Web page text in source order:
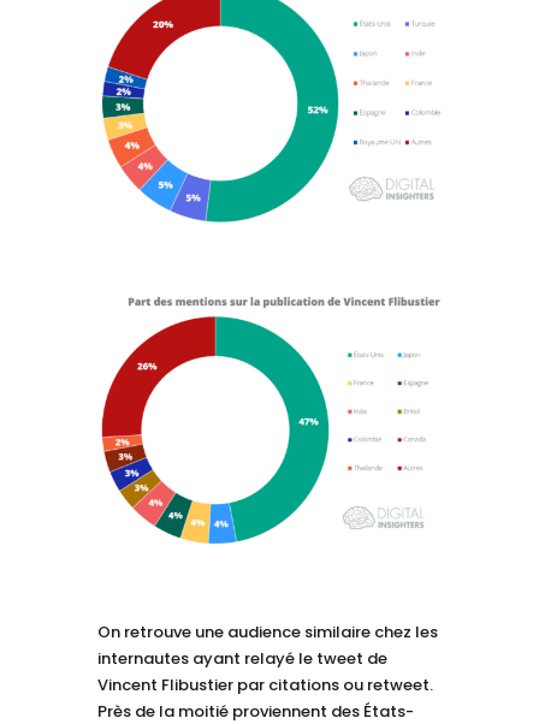
On retrouve une audience similaire chez les
internautes ayant relayé le tweet de
Vincent Flibustier par citations ou retweet.
Près de la moitié proviennent des États-